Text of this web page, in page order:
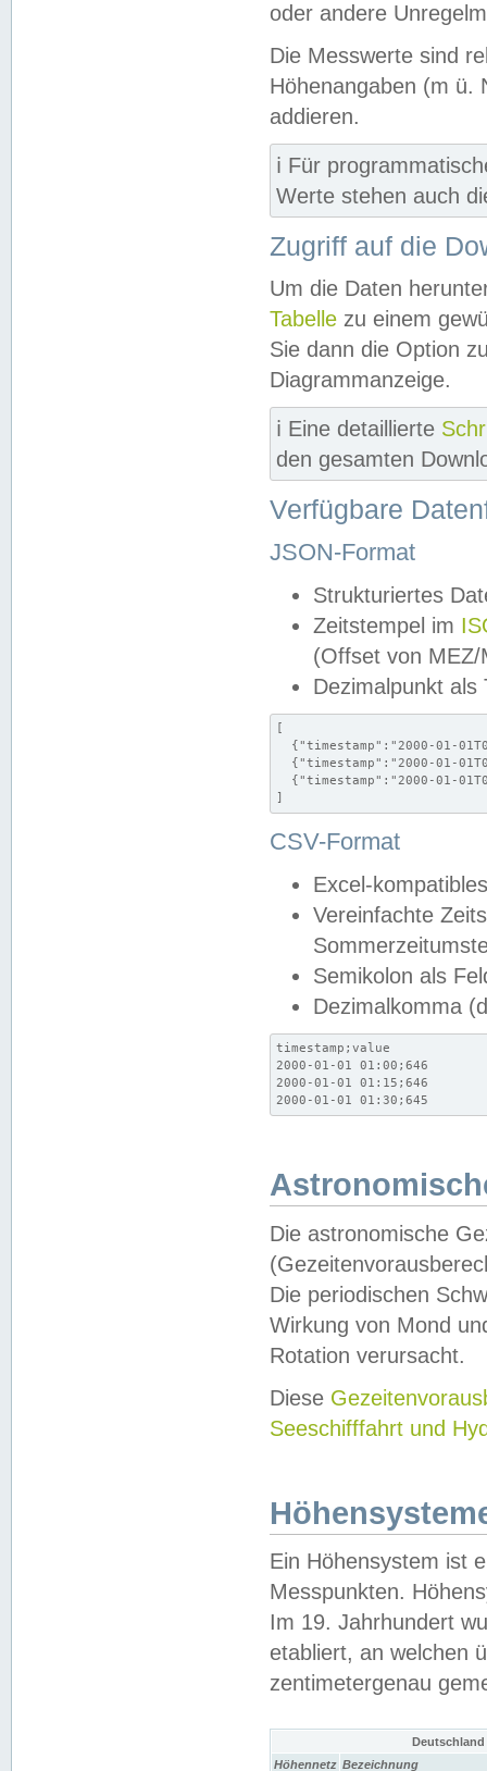
oder andere
Die Messwerte sind
Höhenangaben (m ü.
addieren.
ℹ️ Für
Werte stehen auch
Zugriff auf die
Um die Daten
Tabelle zu einem
Sie dann die Option
Diagrammanzeige.
ℹ️ Eine detaillierte
den gesamten
Verfügbare
JSON-Format
Strukturiertes
Zeitstempel im
(Offset von MEZ/
Dezimalpunkt als
[
{"timestamp":"2000-01-
{"timestamp":"2000-01-
{"timestamp":"2000-01-
]
CSV-Format
Excel-
Vereinfachte
Semikolon als
Dezimalkomma
timestamp;value
2000-01-01 01:00;646
2000-01-01 01:15;646
2000-01-01 01:30;645
Die astronomische
Die periodischen
Wirkung von Mond
Rotation verursacht.
Diese
Seeschifffahrt und
Ein Höhensystem ist
Messpunkten.
Im 19. Jahrhundert
etabliert, an welchen
zentimetergenau
Höhennetz Bezeichnung